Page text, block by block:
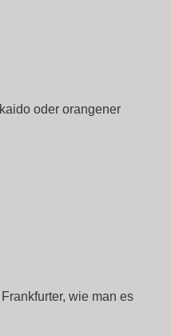
oder orangener
wie man es